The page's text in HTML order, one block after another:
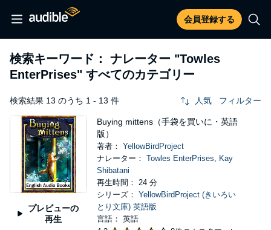
会員登録する
検索キーワード： ナレーター "Towles
EnterPrises" すべてのカテゴリー
検索結果 13 のうち 1 - 13 件 人気 フィルター
プレビューの
再生
Buying mittens（手袋を買いに・英語
版）
著者： YellowBirdProject
ナレーター： Towles EnterPrises, Kay
Shibatani
再生時間： 24 分
シリーズ： YellowBirdProject (きいろい
とり文庫) 英語版
言語： 英語